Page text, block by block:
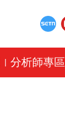
分析師專區